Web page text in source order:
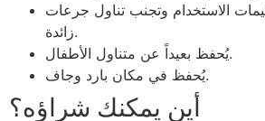
الاستخدام وتجنب تناول جرعات
زائدة.
يُحفظ بعيداً عن متناول الأطفال.
يُحفظ في مكان بارد وجاف.
أين يمكنك شراؤه؟